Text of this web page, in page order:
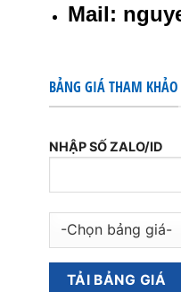
Mail:
BẢNG GIÁ THAM KHẢO
NHẬP SỐ ZALO/ID